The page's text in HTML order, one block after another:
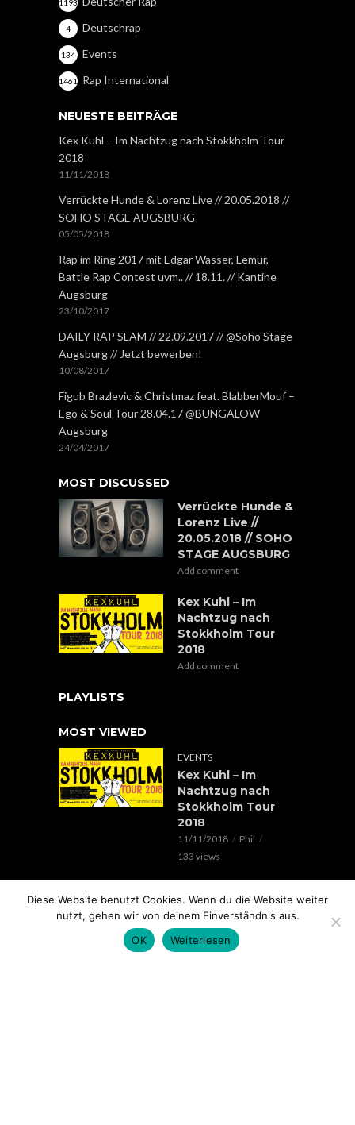
1193
Deutschrap
4
Events
134
Rap International
1461
NEUESTE BEITRÄGE
Kex Kuhl – Im Nachtzug nach Stokkholm Tour
2018
11/11/2018
Verrückte Hunde & Lorenz Live // 20.05.2018 //
SOHO STAGE AUGSBURG
05/05/2018
Rap im Ring 2017 mit Edgar Wasser, Lemur,
Battle Rap Contest uvm.. // 18.11. // Kantine
Augsburg
23/10/2017
DAILY RAP SLAM // 22.09.2017 // @Soho Stage
Augsburg // Jetzt bewerben!
10/08/2017
Figub Brazlevic & Christmaz feat. BlabberMouf –
Ego & Soul Tour 28.04.17 @BUNGALOW
Augsburg
24/04/2017
MOST DISCUSSED
Verrückte Hunde &
Lorenz Live //
20.05.2018 // SOHO
STAGE AUGSBURG
Add comment
Kex Kuhl – Im
Nachtzug nach
Stokkholm Tour
2018
Add comment
PLAYLISTS
MOST VIEWED
EVENTS
Kex Kuhl – Im
Nachtzug nach
Stokkholm Tour
2018
11/11/2018
Phil
133 views
Verrückte Hunde &
Lorenz Live //
20.05.2018 // SOHO
STAGE AUGSBURG
Diese Website benutzt Cookies. Wenn du die Website weiter
nutzt, gehen wir von deinem Einverständnis aus.
OK
Weiterlesen